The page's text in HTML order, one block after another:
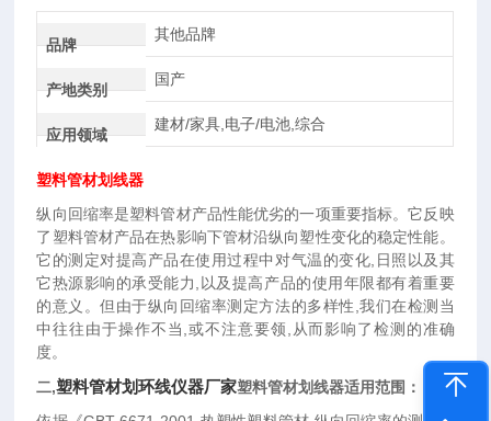
品牌
其他品牌
产地类别
国产
应用领域
建材/家具,电子/电池,综合
塑料管材划线器
纵向回缩率是塑料管材产品性能优劣的一项重要指标。它反映
了塑料管材产品在热影响下管材沿纵向塑性变化的稳定性能。
它的测定对提高产品在使用过程中对气温的变化,日照以及其
它热源影响的承受能力,以及提高产品的使用年限都有着重要
的意义。但由于纵向回缩率测定方法的多样性,我们在检测当
中往往由于操作不当,或不注意要领,从而影响了检测的准确
度。
二,塑料管材划环线仪器厂家塑料管材划线器适用范围：